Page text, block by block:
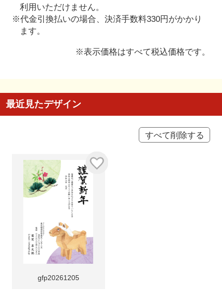
利用いただけません。
※代金引換払いの場合、決済手数料330円がかかり
ます。
※表示価格はすべて税込価格です。
最近見たデザイン
すべて削除する
gfp20261205